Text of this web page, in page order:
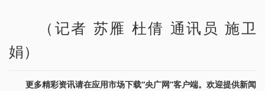
（记者 苏雁 杜倩 通讯员 施卫
娟）
更多精彩资讯请在应用市场下载“央广网”客户端。欢迎提供新闻